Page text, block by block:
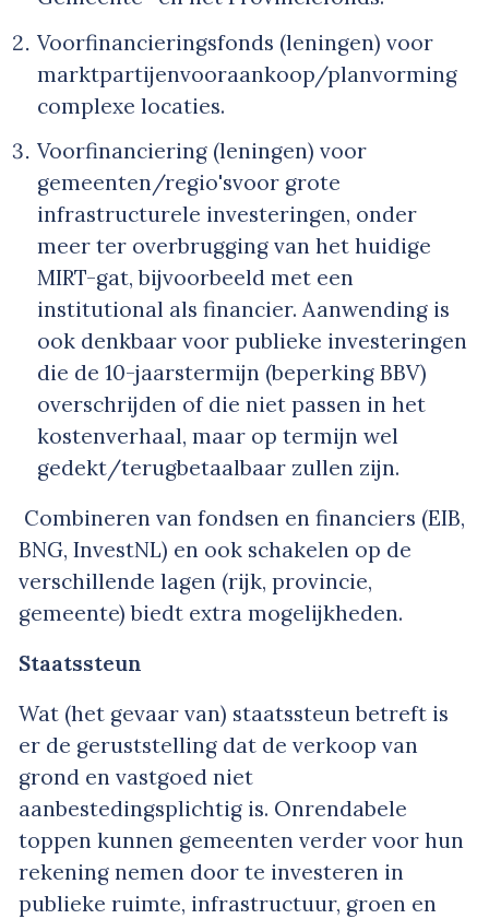
Voorfinancieringsfonds (leningen) voor
marktpartijenvooraankoop/planvorming
complexe locaties.
Voorfinanciering (leningen) voor
gemeenten/regio'svoor grote
infrastructurele investeringen, onder
meer ter overbrugging van het huidige
MIRT-gat, bijvoorbeeld met een
institutional als financier. Aanwending is
ook denkbaar voor publieke investeringen
die de 10-jaarstermijn (beperking BBV)
overschrijden of die niet passen in het
kostenverhaal, maar op termijn wel
gedekt/terugbetaalbaar zullen zijn.
Combineren van fondsen en financiers (EIB,
BNG, InvestNL) en ook schakelen op de
verschillende lagen (rijk, provincie,
gemeente) biedt extra mogelijkheden.
Staatssteun
Wat (het gevaar van) staatssteun betreft is
er de geruststelling dat de verkoop van
grond en vastgoed niet
aanbestedingsplichtig is. Onrendabele
toppen kunnen gemeenten verder voor hun
rekening nemen door te investeren in
publieke ruimte, infrastructuur, groen en